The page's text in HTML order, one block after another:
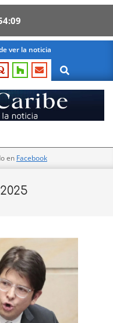
09
ver la noticia
Search
en Facebook